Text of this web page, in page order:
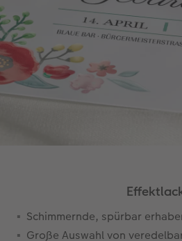
Schimmernde, spürbar
Große Auswahl von